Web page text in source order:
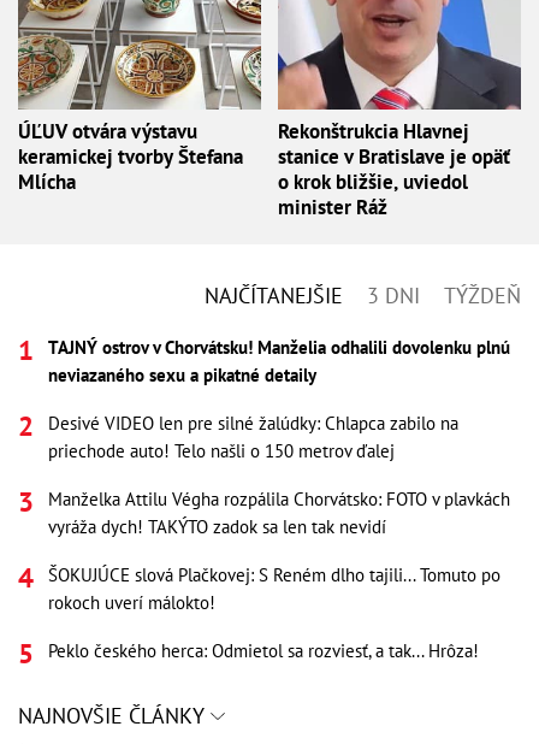
ÚĽUV otvára výstavu
keramickej tvorby Štefana
Mlícha
Rekonštrukcia Hlavnej
stanice v Bratislave je opäť
o krok bližšie, uviedol
minister Ráž
NAJČÍTANEJŠIE 3 DNI TÝŽDEŇ
TAJNÝ ostrov v Chorvátsku! Manželia odhalili dovolenku plnú
neviazaného sexu a pikatné detaily
Desivé VIDEO len pre silné žalúdky: Chlapca zabilo na
priechode auto! Telo našli o 150 metrov ďalej
Manželka Attilu Végha rozpálila Chorvátsko: FOTO v plavkách
vyráža dych! TAKÝTO zadok sa len tak nevidí
ŠOKUJÚCE slová Plačkovej: S Reném dlho tajili... Tomuto po
rokoch uverí málokto!
Peklo českého herca: Odmietol sa rozviesť, a tak... Hrôza!
NAJNOVŠIE ČLÁNKY